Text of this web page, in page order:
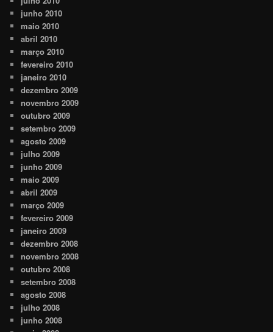
junho 2010
maio 2010
abril 2010
março 2010
fevereiro 2010
janeiro 2010
dezembro 2009
novembro 2009
outubro 2009
setembro 2009
agosto 2009
julho 2009
junho 2009
maio 2009
abril 2009
março 2009
fevereiro 2009
janeiro 2009
dezembro 2008
novembro 2008
outubro 2008
setembro 2008
agosto 2008
julho 2008
junho 2008